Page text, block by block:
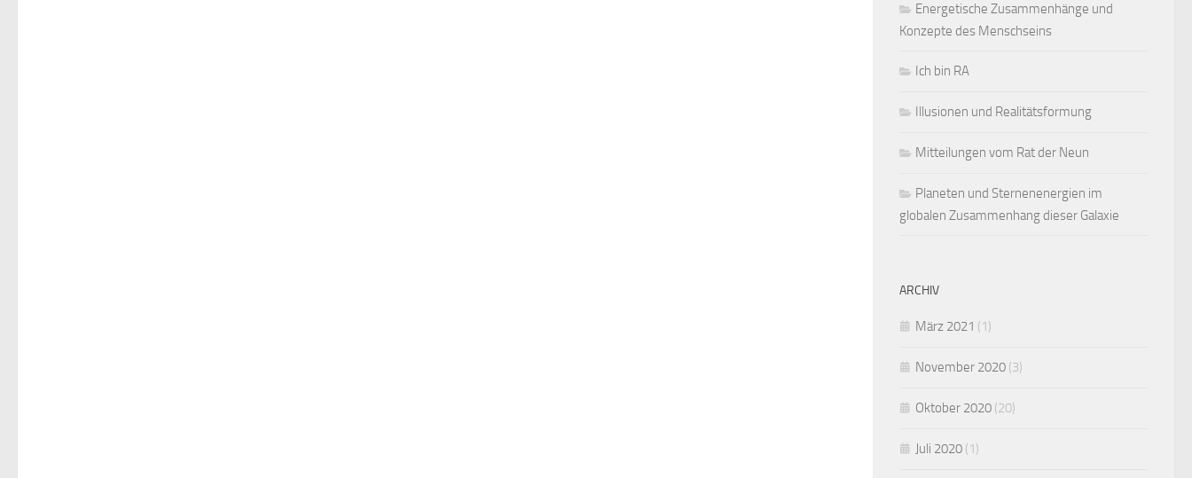
Energetische Zusammenhänge und
Konzepte des Menschseins
Ich bin RA
Illusionen und Realitätsformung
Mitteilungen vom Rat der Neun
Planeten und Sternenenergien im
globalen Zusammenhang dieser Galaxie
ARCHIV
März 2021 (1)
November 2020 (3)
Oktober 2020 (20)
Juli 2020 (1)